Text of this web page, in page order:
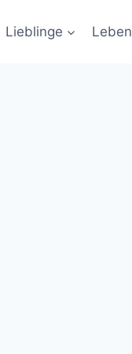
Lieblinge Leben